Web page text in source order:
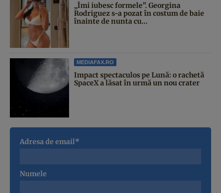
„Îmi iubesc formele”. Georgina
Rodriguez s-a pozat în costum de baie
înainte de nunta cu...
MEDIAFAX.RO
Impact spectaculos pe Lună: o rachetă
SpaceX a lăsat în urmă un nou crater
Adresa de email*
Numele